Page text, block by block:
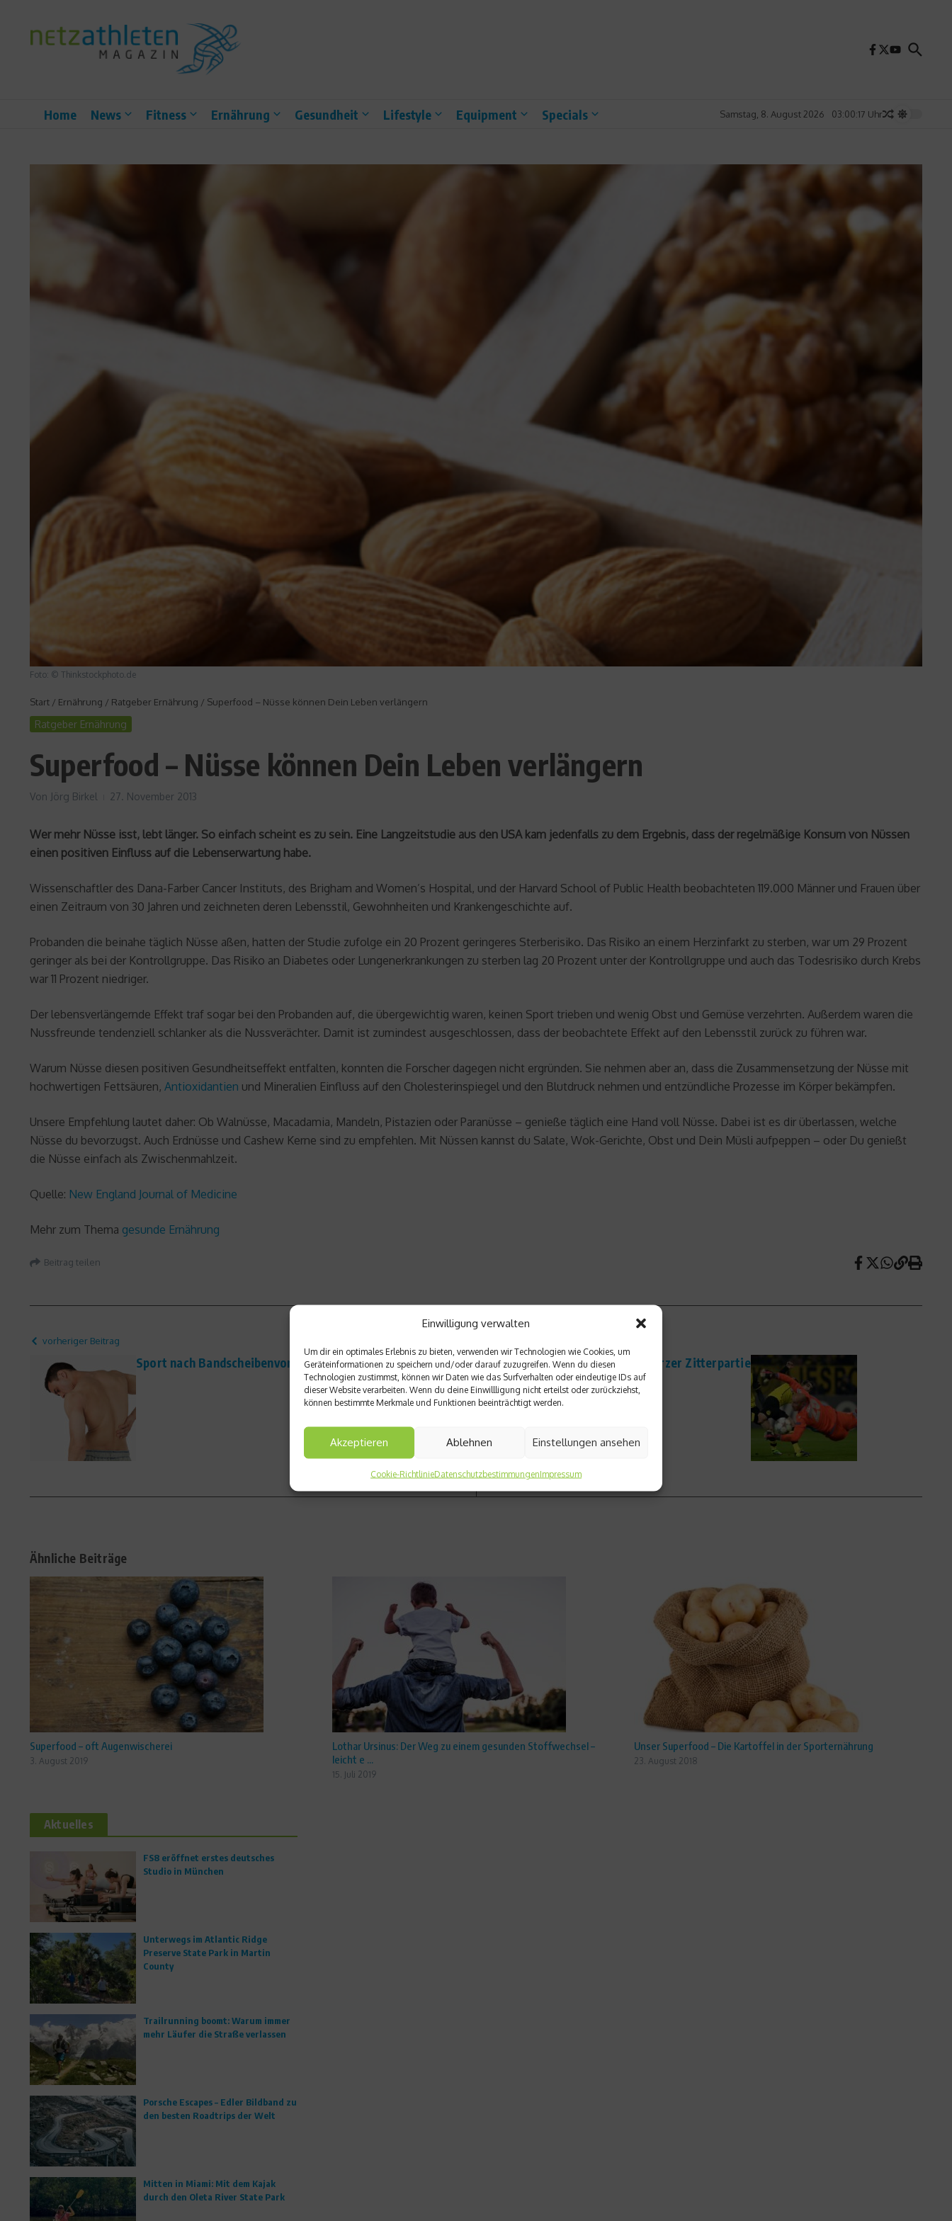
Einwilligung verwalten
Um dir ein optimales Erlebnis zu bieten, verwenden wir Technologien wie Cookies, um
Geräteinformationen zu speichern und/oder darauf zuzugreifen. Wenn du diesen
Technologien zustimmst, können wir Daten wie das Surfverhalten oder eindeutige IDs auf
dieser Website verarbeiten. Wenn du deine Einwillligung nicht erteilst oder zurückziehst,
können bestimmte Merkmale und Funktionen beeinträchtigt werden.
Akzeptieren Ablehnen Einstellungen ansehen
Cookie-RichtlinieDatenschutzbestimmungenImpressum
Home News Fitness Ernährung Gesundheit Lifestyle Equipment Specials Samstag, 8. August 2026 03:00:19 Uhr
Foto: © Thinkstockphoto.de
Start / Ernährung / Ratgeber Ernährung / Superfood – Nüsse können Dein Leben verlängern
Ratgeber Ernährung
Superfood – Nüsse können Dein Leben verlängern
Von Jörg Birkel 27. November 2013
Wer mehr Nüsse isst, lebt länger. So einfach scheint es zu sein. Eine Langzeitstudie aus den USA kam jedenfalls zu dem Ergebnis, dass der regelmäßige Konsum von Nüssen
einen positiven Einfluss auf die Lebenserwartung habe.
Wissenschaftler des Dana-Farber Cancer Instituts, des Brigham and Women’s Hospital, und der Harvard School of Public Health beobachteten 119.000 Männer und Frauen über
einen Zeitraum von 30 Jahren und zeichneten deren Lebensstil, Gewohnheiten und Krankengeschichte auf.
Probanden die beinahe täglich Nüsse aßen, hatten der Studie zufolge ein 20 Prozent geringeres Sterberisiko. Das Risiko an einem Herzinfarkt zu sterben, war um 29 Prozent
geringer als bei der Kontrollgruppe. Das Risiko an Diabetes oder Lungenerkrankungen zu sterben lag 20 Prozent unter der Kontrollgruppe und auch das Todesrisiko durch Krebs
war 11 Prozent niedriger.
Der lebensverlängernde Effekt traf sogar bei den Probanden auf, die übergewichtig waren, keinen Sport trieben und wenig Obst und Gemüse verzehrten. Außerdem waren die
Nussfreunde tendenziell schlanker als die Nussverächter. Damit ist zumindest ausgeschlossen, dass der beobachtete Effekt auf den Lebensstil zurück zu führen war.
Warum Nüsse diesen positiven Gesundheitseffekt entfalten, konnten die Forscher dagegen nicht ergründen. Sie nehmen aber an, dass die Zusammensetzung der Nüsse mit
hochwertigen Fettsäuren, Antioxidantien und Mineralien Einfluss auf den Cholesterinspiegel und den Blutdruck nehmen und entzündliche Prozesse im Körper bekämpfen.
Unsere Empfehlung lautet daher: Ob Walnüsse, Macadamia, Mandeln, Pistazien oder Paranüsse – genieße täglich eine Hand voll Nüsse. Dabei ist es dir überlassen, welche
Nüsse du bevorzugst. Auch Erdnüsse und Cashew Kerne sind zu empfehlen. Mit Nüssen kannst du Salate, Wok-Gerichte, Obst und Dein Müsli aufpeppen – oder Du genießt
die Nüsse einfach als Zwischenmahlzeit.
Quelle: New England Journal of Medicine
Mehr zum Thema gesunde Ernährung
Beitrag teilen
vorheriger Beitrag
Sport nach Bandscheibenvorfall – Hilfe von Dr. Sport Dortmund schlägt Neapel trotz kurzer Zitterpartie
Ähnliche Beiträge
Superfood – oft Augenwischerei
3. August 2019
Lothar Ursinus: Der Weg zu einem gesunden Stoffwechsel –
leicht e ...
15. Juli 2019
Unser Superfood – Die Kartoffel in der Sporternährung
23. August 2018
Aktuelles
FS8 eröffnet erstes deutsches
Studio in München
Unterwegs im Atlantic Ridge
Preserve State Park in Martin
County
Trailrunning boomt: Warum immer
mehr Läufer die Straße verlassen
Porsche Escapes – Edler Bildband zu
den besten Roadtrips der Welt
Mitten in Miami: Mit dem Kajak
durch den Oleta River State Park